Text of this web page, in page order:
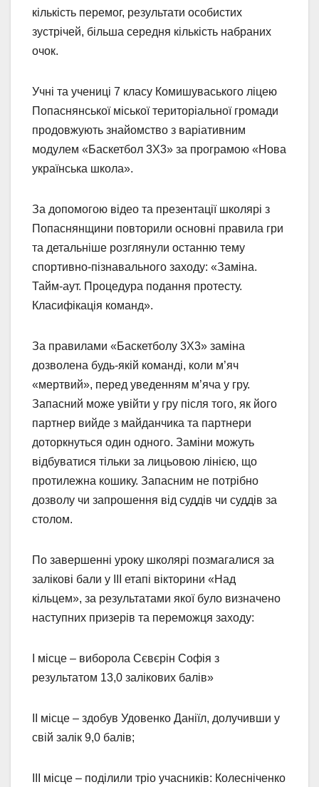
кількість перемог, результати особистих
зустрічей, більша середня кількість набраних
очок.
Учні та учениці 7 класу Комишуваського ліцею
Попаснянської міської територіальної громади
продовжують знайомство з варіативним
модулем «Баскетбол 3Х3» за програмою «Нова
українська школа».
За допомогою відео та презентації школярі з
Попаснянщини повторили основні правила гри
та детальніше розглянули останню тему
спортивно-пізнавального заходу: «Заміна.
Тайм-аут. Процедура подання протесту.
Класифікація команд».
За правилами «Баскетболу 3Х3» заміна
дозволена будь-якій команді, коли м’яч
«мертвий», перед уведенням м’яча у гру.
Запасний може увійти у гру після того, як його
партнер вийде з майданчика та партнери
доторкнуться один одного. Заміни можуть
відбуватися тільки за лицьовою лінією, що
протилежна кошику. Запасним не потрібно
дозволу чи запрошення від суддів чи суддів за
столом.
По завершенні уроку школярі позмагалися за
залікові бали у ІІІ етапі вікторини «Над
кільцем», за результатами якої було визначено
наступних призерів та переможця заходу:
І місце – виборола Сєвєрін Софія з
результатом 13,0 залікових балів»
ІІ місце – здобув Удовенко Даніїл, долучивши у
свій залік 9,0 балів;
ІІІ місце – поділили тріо учасників: Колесніченко